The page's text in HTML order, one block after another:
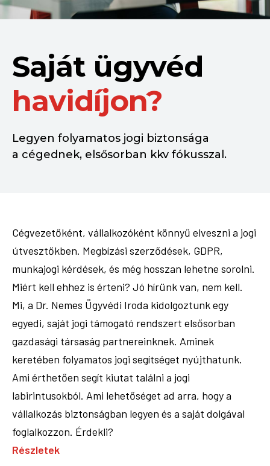
Saját ügyvéd
havidíjon?
Legyen folyamatos jogi biztonsága
a cégednek, elsősorban kkv fókusszal.
Cégvezetőként, vállalkozóként könnyű elveszni a jogi
útvesztőkben. Megbízási szerződések, GDPR,
munkajogi kérdések, és még hosszan lehetne sorolni.
Miért kell ehhez is érteni? Jó hírünk van, nem kell.
Mi, a Dr. Nemes Ügyvédi Iroda kidolgoztunk egy
egyedi, saját jogi támogató rendszert elsősorban
gazdasági társaság partnereinknek. Aminek
keretében folyamatos jogi segítséget nyújthatunk.
Ami érthetően segít kiutat találni a jogi
labirintusokból. Ami lehetőséget ad arra, hogy a
vállalkozás biztonságban legyen és a saját dolgával
foglalkozzon. Érdekli?
Részletek